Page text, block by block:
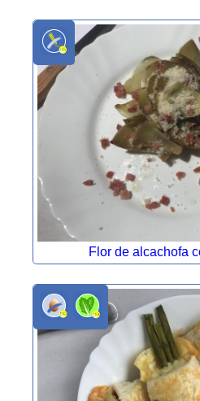
Flor de alcachofa